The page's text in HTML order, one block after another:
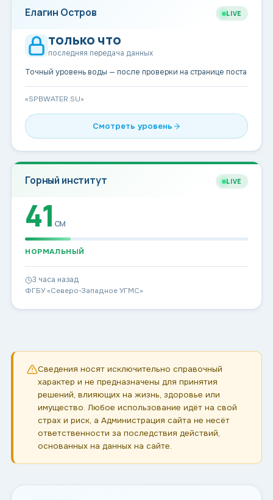
Елагин Остров LIVE
только что
последняя передача данных
Точный уровень воды — после проверки на странице поста
«SPBWATER.SU»
Смотреть уровень
Горный институт LIVE
41 см
НОРМАЛЬНЫЙ
3 часа назад
ФГБУ «Северо-Западное УГМС»
Сведения носят исключительно справочный
характер и не предназначены для принятия
решений, влияющих на жизнь, здоровье или
имущество. Любое использование идёт на свой
страх и риск, а Администрация сайта не несёт
ответственности за последствия действий,
основанных на данных на сайте.